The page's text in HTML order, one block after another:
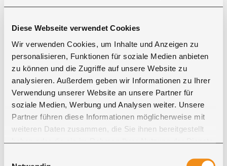
Diese Webseite verwendet Cookies
Wir verwenden Cookies, um Inhalte und Anzeigen zu
personalisieren, Funktionen für soziale Medien anbieten
zu können und die Zugriffe auf unsere Website zu
analysieren. Außerdem geben wir Informationen zu Ihrer
Verwendung unserer Website an unsere Partner für
soziale Medien, Werbung und Analysen weiter. Unsere
Partner führen diese Informationen möglicherweise mit
weiteren Daten zusammen, die Sie ihnen bereitgestellt
haben oder die sie im Rahmen Ihrer Nutzung der Dienste
Design. Eine Übersicht der
Farbenhilft Ihnen bei der Auswahl.
Bitte beachten Sie, dass unsere Möbel
ausschließlich für den Innenbereich
vorgesehen sind. Für Outdoor-Projekte
empfehlen wir unsereKategorie Garten
oder fragen Sie Ihr individuelles Projekt
direkt bei uns an.